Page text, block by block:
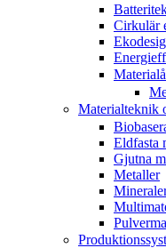
Cirkulär
Materialteknik
Eldfasta
Gjutna
Metaller